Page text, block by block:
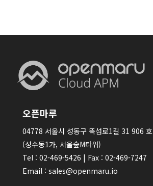
오픈마루
04778 서울시 성동구 뚝섬로1길 31 906 호
(성수동1가, 서울숲M타워)
Tel : 02-469-5426 | Fax : 02-469-7247
Email : sales@openmaru.io